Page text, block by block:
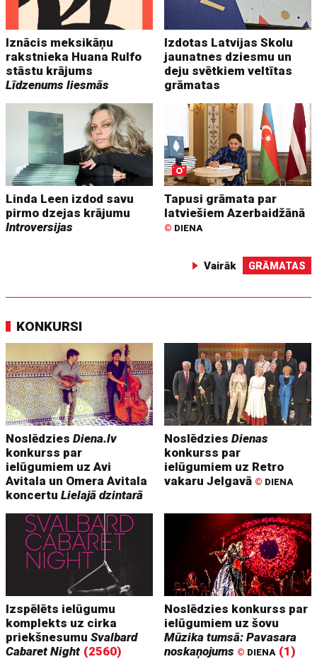
Iznācis meksikāņu
rakstnieka Huana Rulfo
stāstu krājums
Līdzenums liesmās
Izdotas Latvijas Skolu
jaunatnes dziesmu un
deju svētkiem veltītas
grāmatas
Linda Leen izdod savu
pirmo dzejas krājumu
Introversijas
Tapusi grāmata par
latviešiem Azerbaidžānā
© DIENA
Vairāk GRĀMATAS
KONKURSI
NoslēdziesDiena.lv
konkurss par
ielūgumiem uz Avi
Avitala un Omera Avitala
koncertuLielajā dzintarā
NoslēdziesDienas
konkurss par
ielūgumiem uz Retro
vakaru Jelgavā © DIENA
Izspēlēts ielūgumu
komplekts uz cirka
priekšnesumuSvalbard
Cabaret Night (2560)
Noslēdzies konkurss par
ielūgumiem uz šovu
Mūzika tumsā: Pavasara
noskaņojums © DIENA (1)